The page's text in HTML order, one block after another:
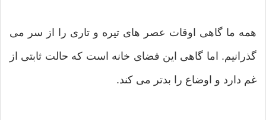
همه ما گاهی اوقات عصر های تیره و تاری را از سر می
گذرانیم. اما گاهی این فضای خانه است که حالت ثابتی از
غم دارد و اوضاع را بدتر می کند.